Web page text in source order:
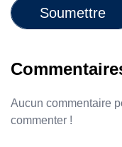
Soumettre
Aucun commentaire
commenter !